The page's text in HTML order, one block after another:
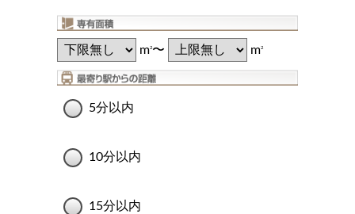
m2〜 m2
5分以内
10分以内
15分以内